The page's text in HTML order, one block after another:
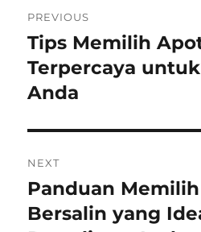
navigation
PREVIOUS
Previous
post:
Tips Memilih
Terpercaya
Anda
NEXT
Next
post:
Panduan
Bersalin yang